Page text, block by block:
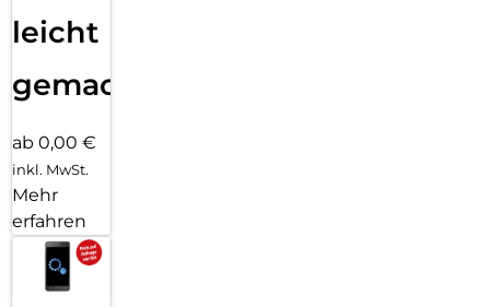
leicht
gemacht!
ab 0,00 €
inkl. MwSt.
Mehr
erfahren